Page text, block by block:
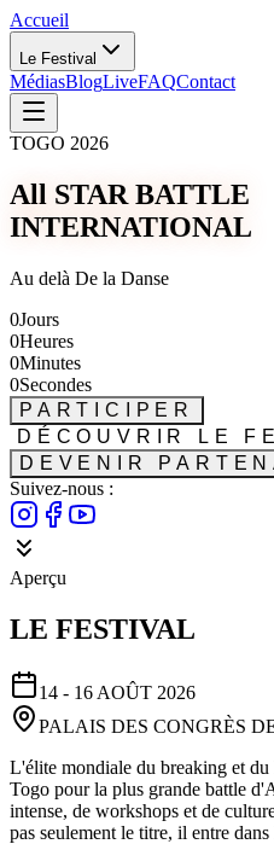
Accueil
Le Festival
MédiasBlogLiveFAQContact
TOGO 2026
All STAR BATTLE
INTERNATIONAL
Au delà De la Danse
0Jours
0Heures
0Minutes
0Secondes
PARTICIPER
DÉCOUVRIR LE
DEVENIR
Suivez-nous :
Aperçu
LE FESTIVAL
14 - 16 AOÛT 2026
PALAIS DES CONGRÈS
L'élite mondiale du breaking et du
Togo pour la plus grande battle
intense, de workshops et de
pas seulement le titre, il entre